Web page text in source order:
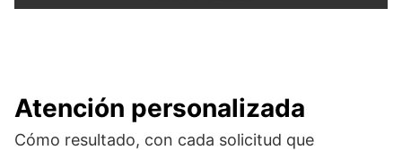
Atención personalizada
Cómo resultado, con cada solicitud que